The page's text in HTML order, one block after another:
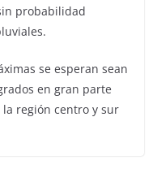
probabilidad
se esperan sean
en gran parte
región centro y sur